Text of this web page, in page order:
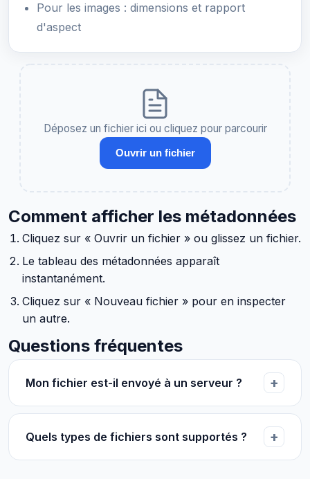
Pour les images : dimensions et rapport
d'aspect
Déposez un fichier ici ou cliquez pour parcourir
Ouvrir un fichier
Comment afficher les métadonnées
Cliquez sur « Ouvrir un fichier » ou glissez un fichier.
Le tableau des métadonnées apparaît
instantanément.
Cliquez sur « Nouveau fichier » pour en inspecter
un autre.
Questions fréquentes
Mon fichier est-il envoyé à un serveur ?
Quels types de fichiers sont supportés ?